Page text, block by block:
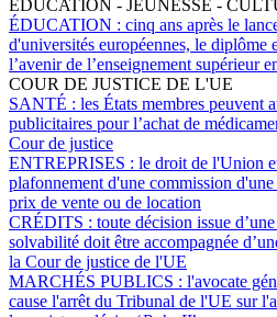
ÉDUCATION - JEUNESSE -
ÉDUCATION : cinq ans après le
d'universités européennes, le diplôme
l’avenir de l’enseignement supérieur
COUR DE JUSTICE DE L'UE
SANTÉ : les États membres peuvent
publicitaires pour l’achat de
Cour de justice
ENTREPRISES : le droit de l'Union
plafonnement d'une commission
prix de vente ou de location
CRÉDITS : toute décision issue
solvabilité doit être accompagnée
la Cour de justice de l'UE
MARCHÉS PUBLICS : l'avocate
cause l'arrêt du Tribunal de l'UE sur